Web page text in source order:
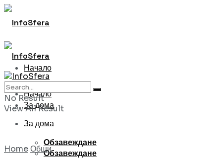
Начало
За дома
Обзавеждане
Начало
За дома
Обзавеждане
No Result
View All Result
HomeОбщи